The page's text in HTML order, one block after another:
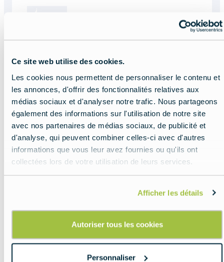
Ce site web utilise des cookies.
Les cookies nous permettent de personnaliser le contenu et
les annonces, d'offrir des fonctionnalités relatives aux
médias sociaux et d'analyser notre trafic. Nous partageons
également des informations sur l'utilisation de notre site
avec nos partenaires de médias sociaux, de publicité et
d'analyse, qui peuvent combiner celles-ci avec d'autres
informations que vous leur avez fournies ou qu'ils ont
collectées lors de votre utilisation de leurs services.
Afficher les détails
Autoriser tous les cookies
Personnaliser
image
Tout savoir sur les
monnaies
européennes